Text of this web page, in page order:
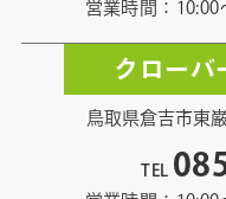
営業時間：10:00
クローバ
鳥取県倉吉市東
TEL